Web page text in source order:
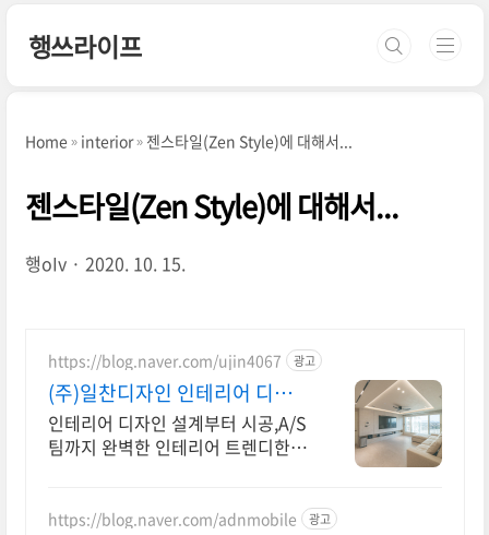
행쓰라이프
Home interior 젠스타일(Zen Style)에 대해서...
젠스타일(Zen Style)에 대해서...
행oIv 2020. 10. 15.
https://blog.naver.com/ujin4067 광고
(주)일찬디자인 인테리어 디자인
설계,시공,실내건축면허
인테리어 디자인 설계부터 시공,A/S
팀까지 완벽한 인테리어 트렌디한 디
https://blog.naver.com/adnmobile 광고